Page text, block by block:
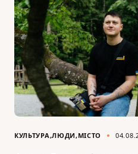
КУЛЬТУРА ЛЮДИ МІСТО